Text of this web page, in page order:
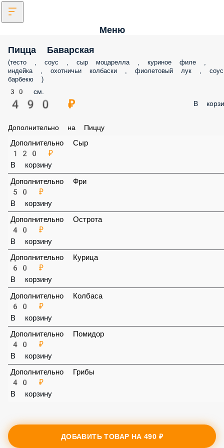
Меню
Пицца Баварская
(тесто , соус , сыр моцарелла , куриное филе , индейка , охотничьи
колбаски , фиолетовый лук , соус барбекю )
30 см.
490 ₽
Дополнительно Сыр
120 ₽
В корзину
Дополнительно Фри
50 ₽
В корзину
Дополнительно Острота
40 ₽
В корзину
Дополнительно Курица
60 ₽
В корзину
Дополнительно Колбаса
60 ₽
В корзину
Дополнительно Помидор
40 ₽
В корзину
40 ₽
ДОБАВИТЬ ТОВАР НА490 ₽